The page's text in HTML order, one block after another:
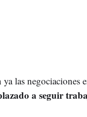
las negociaciones
a seguir